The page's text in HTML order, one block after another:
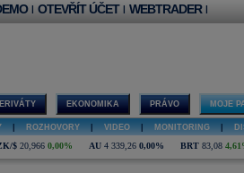
| OTEVŘÍT ÚČET | WEBTRADER |
EKONOMIKA PRÁVO MOJE
ROZHOVORY VIDEO MONITORING
$ 20,966 0,00% AU 4 339,26 0,00% BRT 83,08